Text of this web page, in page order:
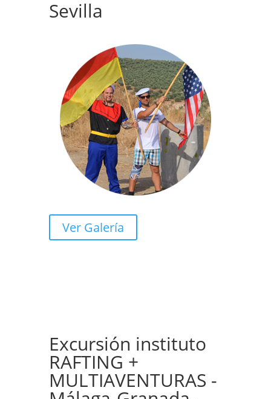
Sevilla
Ver Galería
Excursión instituto
RAFTING +
MULTIAVENTURAS -